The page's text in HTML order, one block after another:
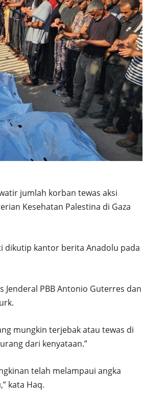
jumlah korban tewas aksi
Kesehatan Palestina di Gaza
dikutip kantor berita Anadolu pada
PBB Antonio Guterres dan
mungkin terjebak atau tewas di
dari kenyataan.”
telah melampaui angka
kata Haq.